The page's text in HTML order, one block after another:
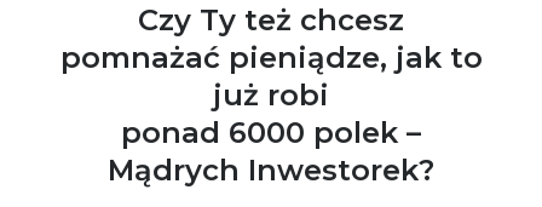
Czy Ty też chcesz
pomnażać pieniądze, jak to
już robi
ponad 6000 polek –
Mądrych Inwestorek?